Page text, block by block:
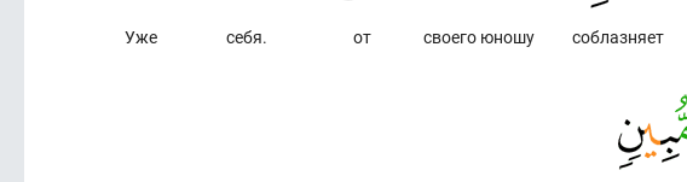
соблазняет
своего юношу
от
себя.
Уже